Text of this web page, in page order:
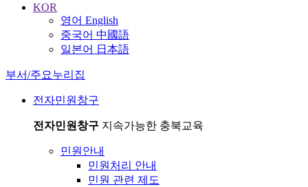
KOR
영어 English
중국어 中國語
일본어 日本語
부서/주요누리집
전자민원창구
전자민원창구 지속가능한 충북교육
민원안내
민원처리 안내
민원 관련 제도